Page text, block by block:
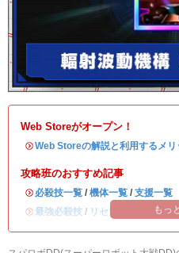
Web Storeがオープン！
・Web Storeの解説と利用するメリ
攻略班のおすすめ記事
・ 必殺技一覧 / 機体一覧 / 支援一覧
・最強必殺技 / リセマラ当たりラン
もっ